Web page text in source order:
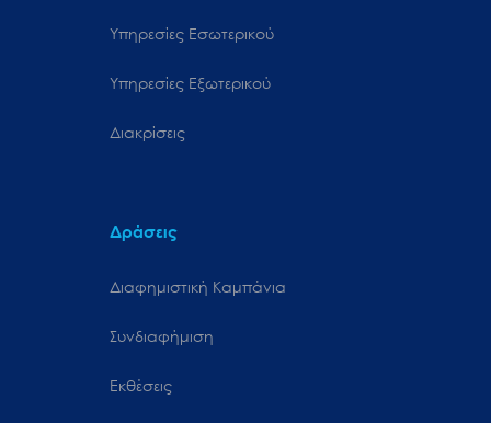
Υπηρεσίες Εσωτερικού
Υπηρεσίες Εξωτερικού
Διακρίσεις
Δράσεις
Διαφημιστική Καμπάνια
Συνδιαφήμιση
Εκθέσεις